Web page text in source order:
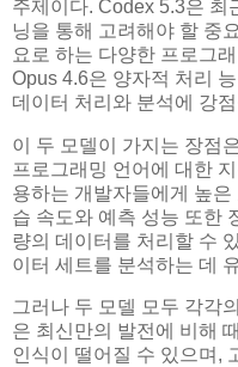
주제이다. Codex 5.3은 최
닝을 통해 고려해야 할 중
요로 하는 다양한 프로그
Opus 4.6은 양자적 처리
데이터 처리와 분석에 강
이 두 모델이 가지는 장점
프로그래밍 언어에 대한
용하는 개발자들에게 높
습 속도와 예측 성능 또한
량의 데이터를 처리할 수
이터 세트를 분석하는 데
그러나 두 모델 모두 각각
은 최신만의 발전에 비해
인식이 떨어질 수 있으며,